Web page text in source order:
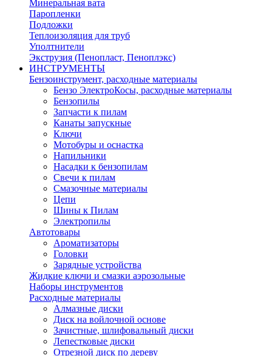
Минеральная вата
Паропленки
Подложки
Теплоизоляция для труб
Уполтнители
Экструзия (Пенопласт, Пеноплэкс)
ИНСТРУМЕНТЫ
Бензоинструмент, расходные материалы
Бензо ЭлектроКосы, расходные материалы
Бензопилы
Запчасти к пилам
Канаты запускные
Ключи
Мотобуры и оснастка
Напильники
Насадки к бензопилам
Свечи к пилам
Смазочные материалы
Цепи
Шины к Пилам
Электропилы
Автотовары
Ароматизаторы
Головки
Зарядные устройства
Жидкие ключи и смазки аэрозольные
Наборы инструментов
Расходные материалы
Алмазные диски
Диск на войлочной основе
Зачистные, шлифовальный диски
Лепестковые диски
Отрезной диск по дереву